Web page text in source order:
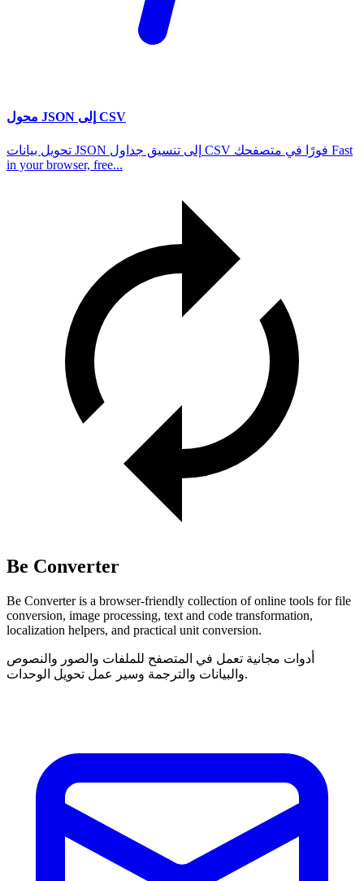
محول JSON إلى CSV
تحويل بيانات JSON إلى تنسيق جداول CSV فورًا في متصفحك Fast
in your browser, free...
Be Converter
Be Converter is a browser-friendly collection of online tools for file
conversion, image processing, text and code transformation,
localization helpers, and practical unit conversion.
أدوات مجانية تعمل في المتصفح للملفات والصور والنصوص
والبيانات والترجمة وسير عمل تحويل الوحدات.